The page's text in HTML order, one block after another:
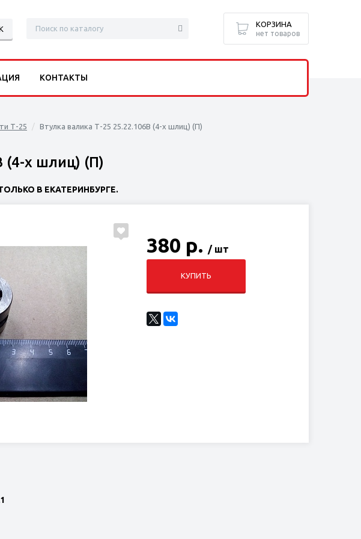
Т-25 Втулка валика Т-25 25.22.106В (4-х шлиц) (П)
(4-х шлиц) (П)
В ЕКАТЕРИНБУРГЕ.
380 р. / шт
КУПИТЬ
КОРЗИНА
нет товаров
КОНТАКТЫ